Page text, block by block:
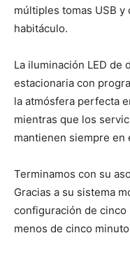
múltiples tomas USB
habitáculo.
La iluminación LED de
estacionaria con
la atmósfera perfecta
mientras que los
mantienen siempre en
Terminamos con su
Gracias a su sistema
configuración de cinco
menos de cinco